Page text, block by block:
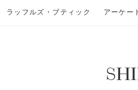
ラッフルズ・ブティック アーケー